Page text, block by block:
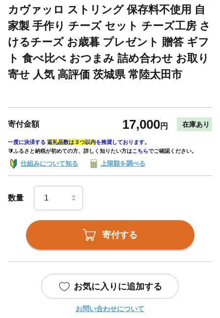
カヴァッロ ストリング 保存料不使用 自
家製 手作り チーズ セット チーズ工房 さ
けるチーズ お歳暮 プレゼント 贈答 ギフ
ト 食べ比べ おつまみ 詰め合わせ お取り
寄せ 人気 高評価 茨城県 常陸太田市
寄付金額 17,000円 在庫あり
一度に決済する 返礼品数は３つ以内を推奨しております。
🔰ふるさと納税が初めての方、詳しく知りたい方はこちらでご確認ください。
仕組みについて知る 上限額を調べる
数量
寄付する
お気に入りに追加する
お問い合わせについて